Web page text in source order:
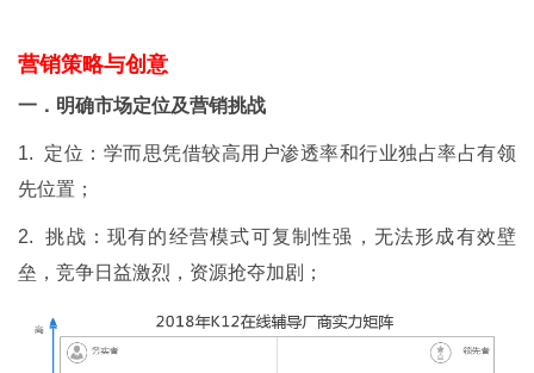
营销策略与创意
一．明确市场定位及营销挑战
1. 定位：学而思凭借较高用户渗透率和行业独占率占有领
先位置；
2. 挑战：现有的经营模式可复制性强，无法形成有效壁
垒，竞争日益激烈，资源抢夺加剧；